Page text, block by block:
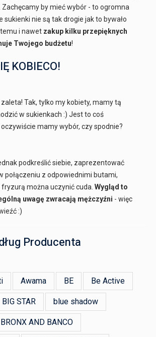
by mieć wybór - to ogromna
sukienki nie są tak drogie jak to bywało
i nawet zakup kilku przepięknych
Twojego budżetu!
KOBIECO!
Tak, tylko my kobiety, mamy tą
w sukienkach :) Jest to coś
mamy wybór, czy spodnie?
podkreślić siebie, zaprezentować
połączeniu z odpowiednimi butami,
można uczynić cuda.Wygląd to
uwagę zwracają mężczyźni - więc
:)
Producenta
Awama BE Be Active
BIG STAR blue shadow
BRONX AND BANCO